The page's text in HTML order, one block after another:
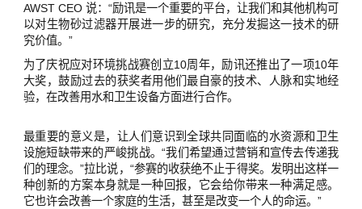
AWST CEO 说：“励讯是一个重要的平台，让我们和其他机构可
以对生物砂过滤器开展进一步的研究，充分发掘这一技术的研
究价值。”
为了庆祝应对环境挑战赛创立10周年，励讯还推出了一项10年
大奖，鼓励过去的获奖者用他们最自豪的技术、人脉和实地经
验，在改善用水和卫生设备方面进行合作。
最重要的意义是，让人们意识到全球共同面临的水资源和卫生
设施短缺带来的严峻挑战。“我们希望通过营销和宣传去传递我
们的理念。”拉比说，“参赛的收获绝不止于得奖。发明出这样一
种创新的方案本身就是一种回报，它会给你带来一种满足感。
它也许会改善一个家庭的生活，甚至是改变一个人的命运。”